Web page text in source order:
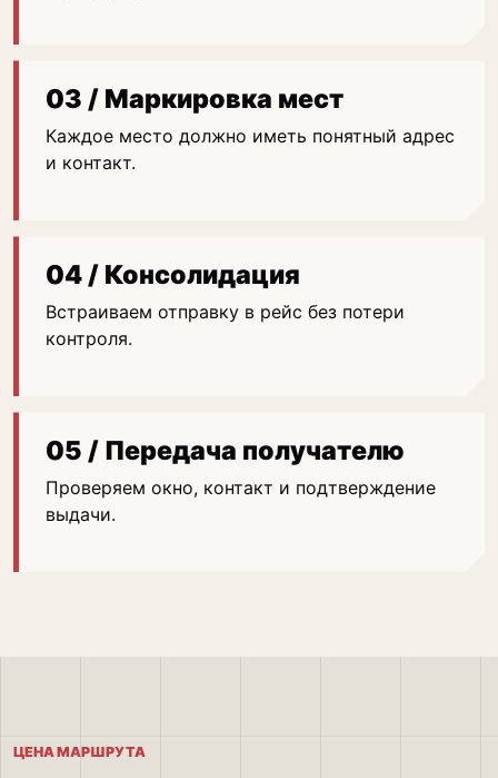
03 / Маркировка мест
Каждое место должно иметь понятный адрес
и контакт.
04 / Консолидация
Встраиваем отправку в рейс без потери
контроля.
05 / Передача получателю
Проверяем окно, контакт и подтверждение
выдачи.
ЦЕНА МАРШРУТА